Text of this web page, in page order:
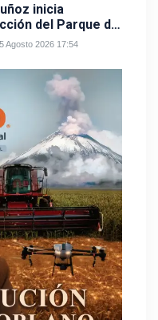
inicia
del Parque de
Agosto 2026 17:54